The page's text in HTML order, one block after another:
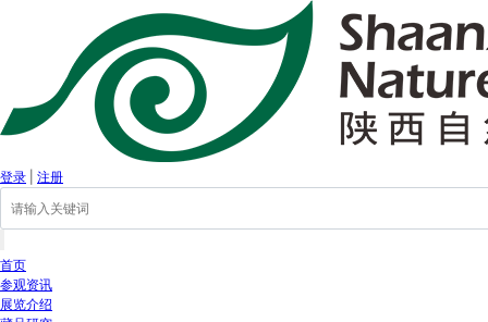
登录 注册
首页
参观资讯
展览介绍